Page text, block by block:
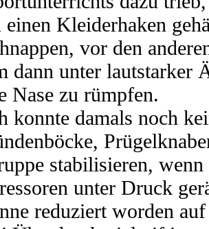
einen Kleiderhaken
vor den
dann unter lautstarker
Nase zu rümpfen.
konnte damals noch
stabilisieren,
unter Druck
reduziert worden